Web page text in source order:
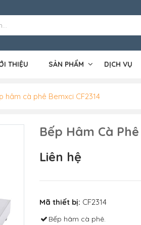
THIỆU SẢN PHẨM DỊCH VỤ
hâm cà phê Bemxci CF2314
Bếp Hâm Cà
Liên hệ
Mã thiết bị: CF2314
Bếp hâm cà phê.